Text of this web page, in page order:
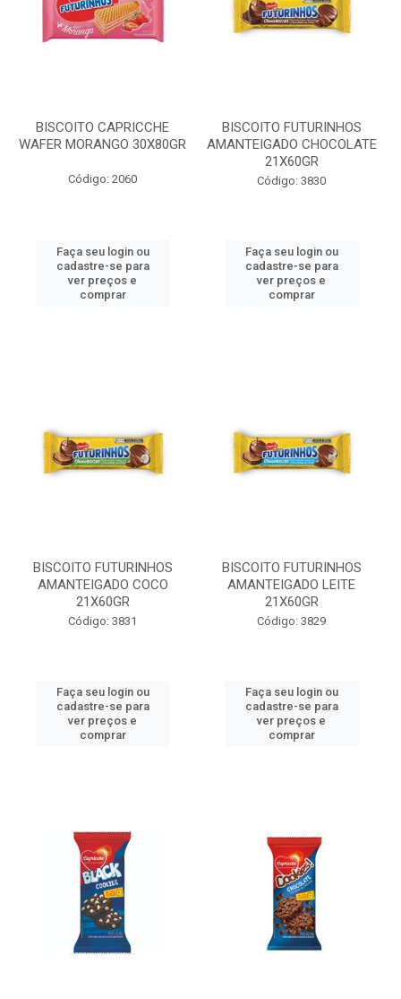
BISCOITO CAPRICCHE
WAFER MORANGO 30X80GR
Código: 2060
Faça seu login ou
cadastre-se para
ver preços e
comprar
BISCOITO FUTURINHOS
AMANTEIGADO CHOCOLATE
21X60GR
Código: 3830
Faça seu login ou
cadastre-se para
ver preços e
comprar
BISCOITO FUTURINHOS
AMANTEIGADO COCO
21X60GR
Código: 3831
Faça seu login ou
cadastre-se para
ver preços e
comprar
BISCOITO FUTURINHOS
AMANTEIGADO LEITE
21X60GR
Código: 3829
Faça seu login ou
cadastre-se para
ver preços e
comprar